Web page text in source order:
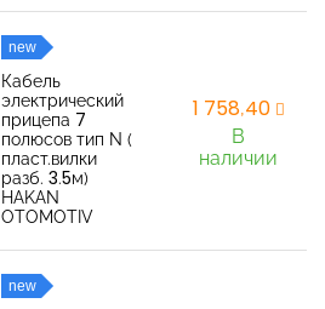
new
Кабель
электрический
прицепа 7
полюсов тип N (
пласт.вилки
разб. 3.5м)
HAKAN
OTOMOTIV
1 758,40
В
наличии
new